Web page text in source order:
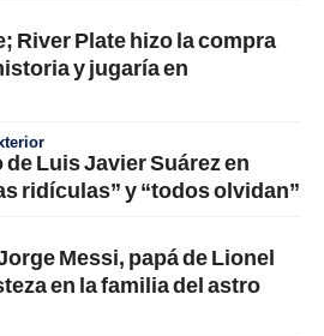
River Plate hizo la compra
y jugaría en
Luis Javier Suárez en
ridículas” y “todos olvidan”
Messi, papá de Lionel
en la familia del astro